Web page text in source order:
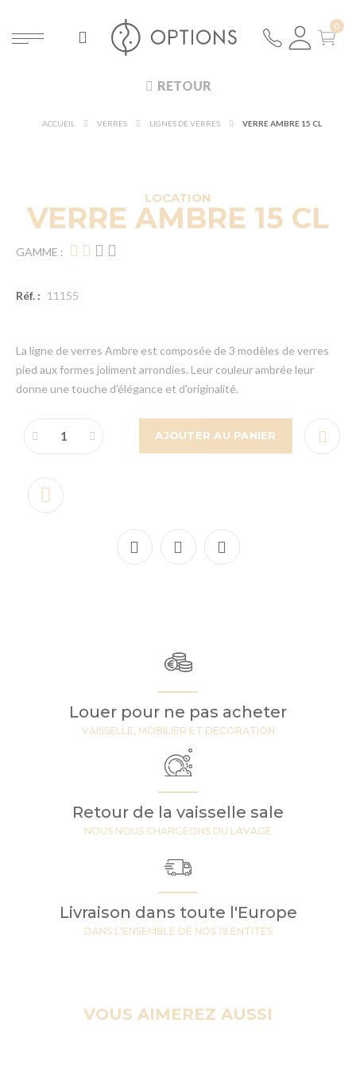
RETOUR
ACCUEIL VERRES LIGNES DE VERRES VERRE AMBRE 15 CL
LOCATION
VERRE AMBRE 15 CL
GAMME :
Réf. : 11155
La ligne de verres Ambre est composée de 3 modèles de verres
pied aux formes joliment arrondies. Leur couleur ambrée leur
donne une touche d'élégance et d'originalité.
AJOUTER AU PANIER
Louer pour ne pas acheter
VAISSELLE, MOBILIER ET DECORATION
Retour de la vaisselle sale
NOUS NOUS CHARGEONS DU LAVAGE
Livraison dans toute l'Europe
DANS L'ENSEMBLE DE NOS 19 ENTITES
VOUS AIMEREZ AUSSI